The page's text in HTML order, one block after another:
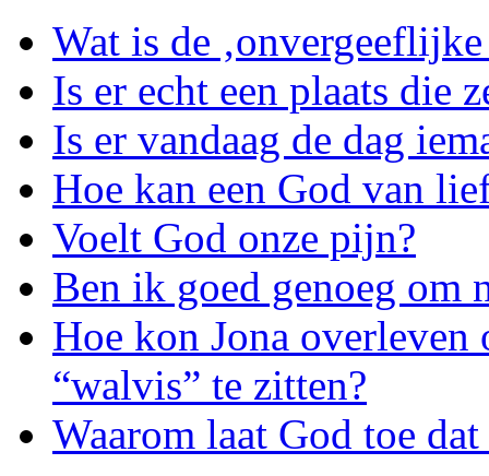
Wat is de ‚onvergeeflijke
Is er echt een plaats die
Is er vandaag de dag
Hoe kan een God van
Voelt God onze pijn?
Ben ik goed genoeg om
Hoe kon Jona
“walvis” te zitten?
Waarom laat God toe